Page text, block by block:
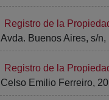
Registro de la
Avda. Buenos Aires, s/
Registro de la
Celso Emilio Ferreiro,